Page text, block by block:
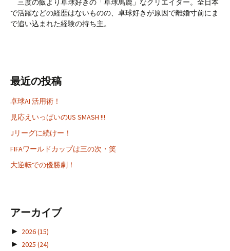
で活躍などの経歴はないものの、卓球好きが原因で離婚寸前にま
で追い込まれた経験の持ち主。
最近の投稿
卓球AI 活用術！
見応えいっぱいのUS SMASH !!!
Jリーグに続けー！
FIFAワールドカップは三の次・笑
大逆転での優勝劇！
アーカイブ
► 2026(15)
► 2025 (24)